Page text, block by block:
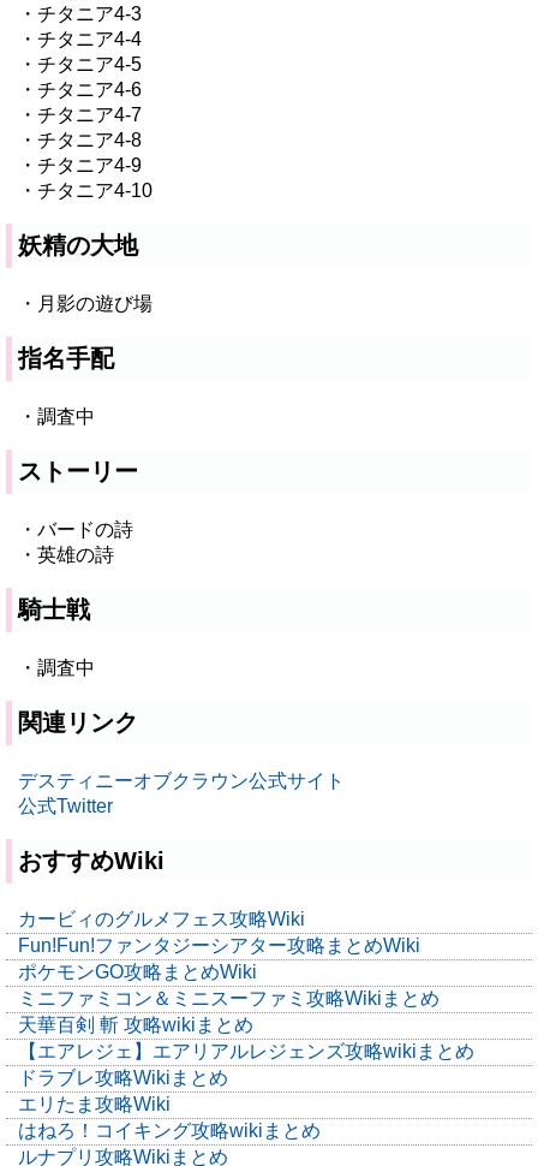
・チタニア4-3
・チタニア4-4
・チタニア4-5
・チタニア4-6
・チタニア4-7
・チタニア4-8
・チタニア4-9
・チタニア4-10
妖精の大地
・月影の遊び場
指名手配
・調査中
ストーリー
・バードの詩
・英雄の詩
騎士戦
・調査中
関連リンク
デスティニーオブクラウン公式サイト
公式Twitter
おすすめWiki
カービィのグルメフェス攻略Wiki
Fun!Fun!ファンタジーシアター攻略まとめWiki
ポケモンGO攻略まとめWiki
ミニファミコン＆ミニスーファミ攻略Wikiまとめ
天華百剣 斬 攻略wikiまとめ
【エアレジェ】エアリアルレジェンズ攻略wikiまとめ
ドラブレ攻略Wikiまとめ
エリたま攻略Wiki
はねろ！コイキング攻略wikiまとめ
ルナプリ攻略Wikiまとめ